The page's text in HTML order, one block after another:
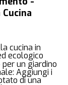
cucina in
ecologico
un giardino
Aggiungi i
di una